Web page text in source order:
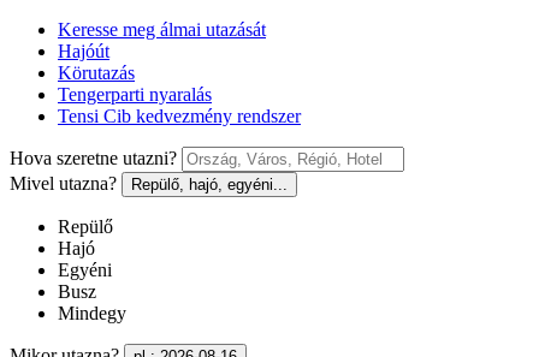
Keresse meg álmai utazását
Hajóút
Körutazás
Tengerparti nyaralás
Tensi Cib kedvezmény rendszer
Hova szeretne utazni?
Mivel utazna?
Repülő, hajó, egyéni...
Repülő
Hajó
Egyéni
Busz
Mindegy